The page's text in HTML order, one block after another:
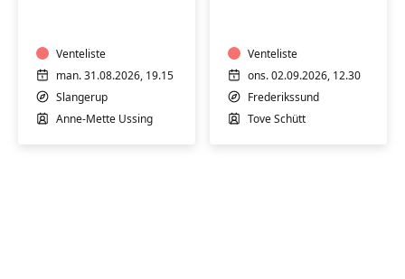
-
Slangerup
Venteliste
man. 31.08.2026, 19.15
Slangerup
Anne-Mette Ussing
hensyntagende
Venteliste
ons. 02.09.2026, 12.30
Frederikssund
Tove Schütt